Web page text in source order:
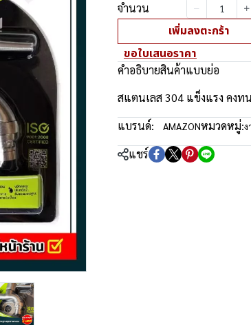
จำนวน
เพิ่มลงตะกร้า
ขอใบเสนอราคา
คำอธิบายสินค้าแบบย่อ
สแตนเลส 304 แข็งแรง คงท
แบรนด์:
AMAZONหมวดหมู่:
แชร์